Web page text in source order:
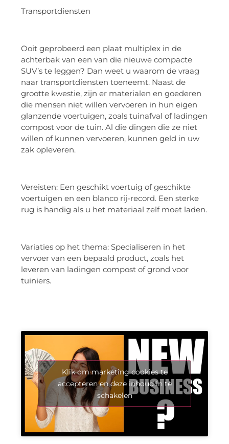
Transportdiensten
Ooit geprobeerd een plaat multiplex in de
achterbak van een van die nieuwe compacte
SUV’s te leggen? Dan weet u waarom de vraag
naar transportdiensten toeneemt. Naast de
grootte kwestie, zijn er materialen en goederen
die mensen niet willen vervoeren in hun eigen
glanzende voertuigen, zoals tuinafval of ladingen
compost voor de tuin. Al die dingen die ze niet
willen of kunnen vervoeren, kunnen geld in uw
zak opleveren.
Vereisten: Een geschikt voertuig of geschikte
voertuigen en een blanco rij-record. Een sterke
rug is handig als u het materiaal zelf moet laden.
Variaties op het thema: Specialiseren in het
vervoer van een bepaald product, zoals het
leveren van ladingen compost of grond voor
tuiniers.
Klik om marketing cookies te
accepteren en deze inhoud in te
schakelen